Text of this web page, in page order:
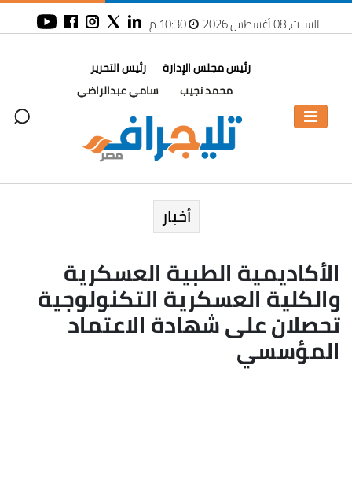
السبت، 08 أغسطس 2026 10:30 م
رئيس مجلس الإدارة
محمد نجيب
رئيس التحرير
سامي عبدالراضي
أخبار
الأكاديمية الطبية العسكرية
والكلية العسكرية التكنولوجية
تحصلان على شهادة الاعتماد
المؤسسي